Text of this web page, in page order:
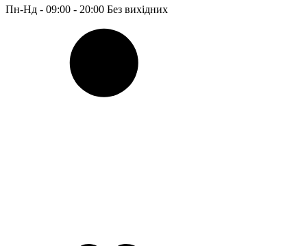
Пн-Нд - 09:00 - 20:00 Без вихідних